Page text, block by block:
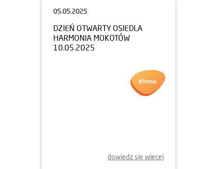
05.05.2025
DZIEŃ OTWARTY OSIEDLA
HARMONIA MOKOTÓW
10.05.2025
dowiedz się więcej